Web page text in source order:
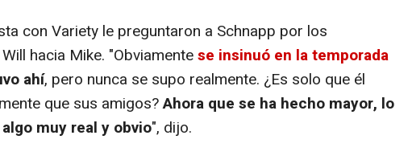
con Variety le preguntaron a Schnapp por los
hacia Mike. "Obviamentese insinuó en la temporada
ahí, pero nunca se supo realmente. ¿Es solo que él
que sus amigos?Ahora que se ha hecho mayor, lo
muy real y obvio", dijo.